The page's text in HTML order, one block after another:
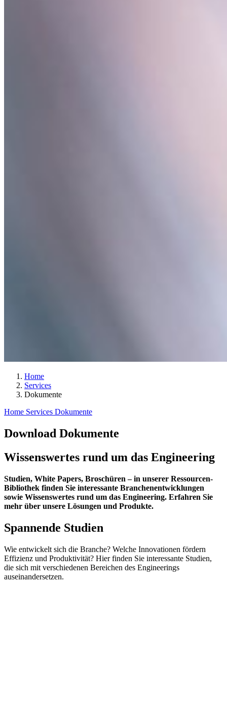
Home
Services
Dokumente
Home Services Dokumente
Download Dokumente
Wissenswertes rund um das Engineering
Studien, White Papers, Broschüren – in unserer Ressourcen-
Bibliothek finden Sie interessante Branchenentwicklungen
sowie Wissenswertes rund um das Engineering. Erfahren Sie
mehr über unsere Lösungen und Produkte.
Spannende Studien
Wie entwickelt sich die Branche? Welche Innovationen fördern
Effizienz und Produktivität? Hier finden Sie interessante Studien,
die sich mit verschiedenen Bereichen des Engineerings
auseinandersetzen.